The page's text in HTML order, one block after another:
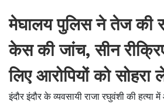
मेघालय पुलिस ने तेज की
केस की जांच, सीन
लिए आरोपियों को सोहरा
इंदौर इंदौर के व्यवसायी राजा रघुवंशी की हत्या